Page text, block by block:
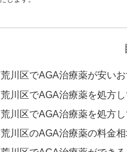
荒川区でAGA治療薬が安い
荒川区でAGA治療薬を処方
荒川区でAGA治療薬を処方
荒川区のAGA治療薬の料金